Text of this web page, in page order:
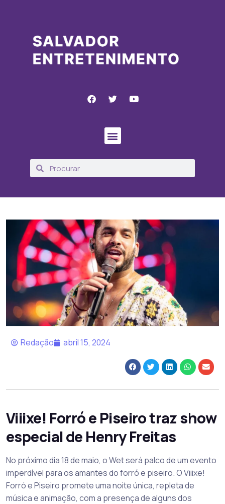
Redação abril 15, 2024
Viiixe! Forró e Piseiro traz show
especial de Henry Freitas
No próximo dia 18 de maio, o Wet será palco de um evento
imperdível para os amantes do forró e piseiro. O Viiixe!
Forró e Piseiro promete uma noite única, repleta de
música e animação, com a presença de alguns dos